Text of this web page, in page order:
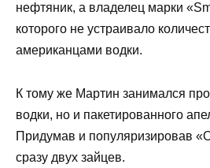
нефтяник, а владелец марки
которого не устраивало
американцами водки.
К тому же Мартин занимался
водки, но и пакетированного
Придумав и популяризировав
сразу двух зайцев.